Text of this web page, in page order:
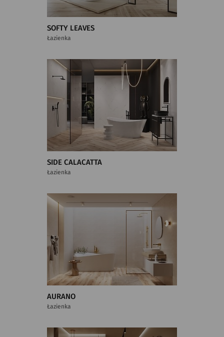
SOFTY LEAVES
Łazienka
SIDE CALACATTA
Łazienka
AURANO
Łazienka